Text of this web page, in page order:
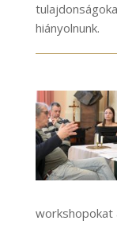
hiányolnunk.